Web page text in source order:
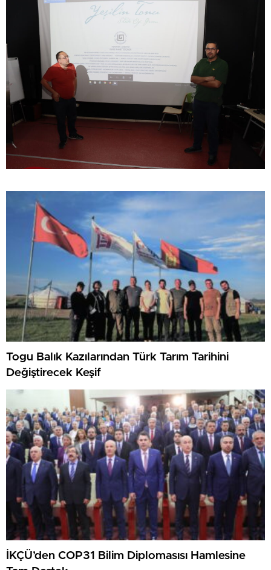
Togu Balık Kazılarından Türk Tarım Tarihini
Değiştirecek Keşif
İKÇÜ’den COP31 Bilim Diplomasısı Hamlesine